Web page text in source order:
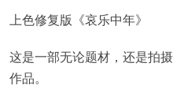
上色修复版《哀乐中年》
这是一部无论题材，还是拍
作品。